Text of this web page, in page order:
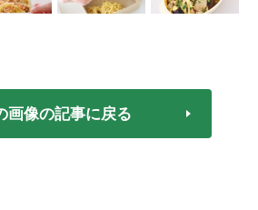
画像の記事に戻る